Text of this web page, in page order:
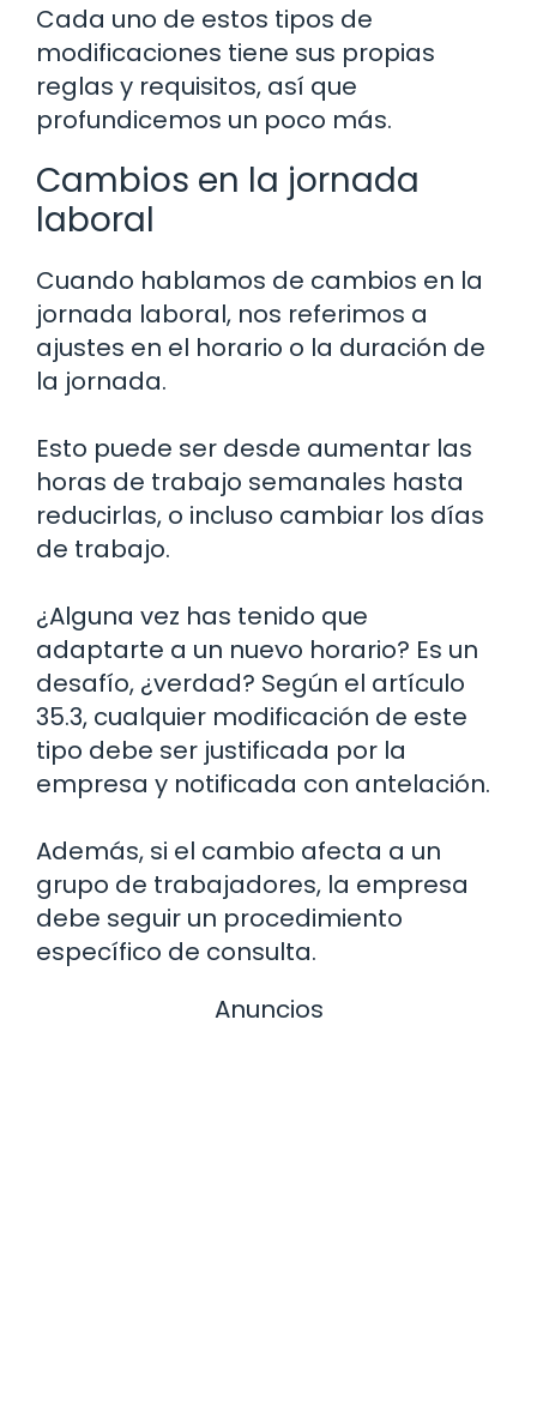
Cada uno de estos tipos de
modificaciones tiene sus propias
reglas y requisitos, así que
profundicemos un poco más.
Cambios en la jornada
laboral
Cuando hablamos de cambios en la
jornada laboral, nos referimos a
ajustes en el horario o la duración de
la jornada.
Esto puede ser desde aumentar las
horas de trabajo semanales hasta
reducirlas, o incluso cambiar los días
de trabajo.
¿Alguna vez has tenido que
adaptarte a un nuevo horario? Es un
desafío, ¿verdad? Según el artículo
35.3, cualquier modificación de este
tipo debe ser justificada por la
empresa y notificada con antelación.
Además, si el cambio afecta a un
grupo de trabajadores, la empresa
debe seguir un procedimiento
específico de consulta.
Anuncios